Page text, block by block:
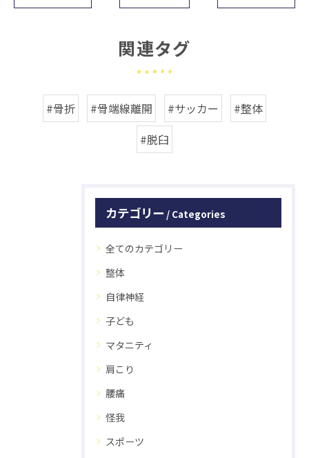
関連タグ
#骨折 #骨端線離開 #サッカー
#整体
#脱臼
カテゴリー Categories
全てのカテゴリー
整体
自律神経
子ども
マタニティ
肩こり
腰痛
怪我
スポーツ